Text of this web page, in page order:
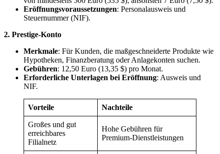
Eröffnungsvoraussetzungen: Personalausweis und
Steuernummer (NIF).
2. Prestige-Konto
Merkmale: Für Kunden, die maßgeschneiderte Produkte wie
Hypotheken, Finanzberatung oder Anlagekonten suchen.
Gebühren: 12,50 Euro (13,35 $) pro Monat.
Erforderliche Unterlagen bei Eröffnung: Ausweis und
NIF.
Vorteile Nachteile
Großes und gut
erreichbares
Filialnetz
Hohe Gebühren für
Premium-Dienstleistungen